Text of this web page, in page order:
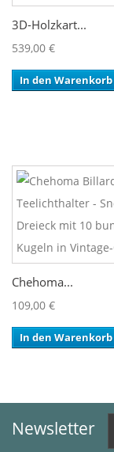
3D-Holzkart...
539,00 €
In den Warenkorb
Chehoma...
109,00 €
In den Warenkorb
Newsletter